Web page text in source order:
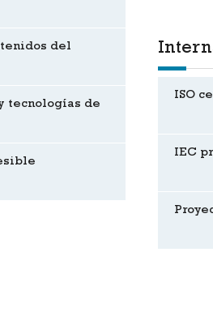
del
tecnologías de
ISO
IEC